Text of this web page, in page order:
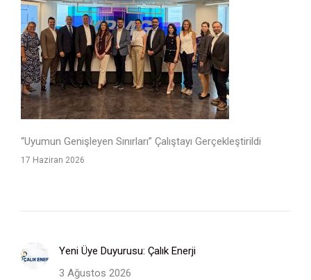
“Uyumun Genişleyen Sınırları” Çalıştayı Gerçekleştirildi
17 Haziran 2026
Yeni Üye Duyurusu: Çalık Enerji
3 Ağustos 2026